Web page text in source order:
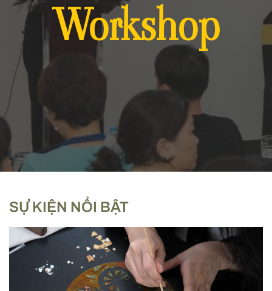
Workshop
SỰ KIỆN NỔI BẬT